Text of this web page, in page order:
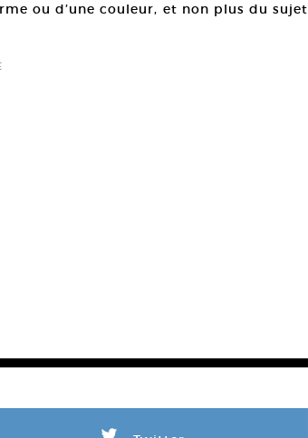
ou d’une couleur, et non plus du sujet